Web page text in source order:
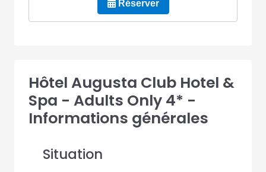
Réserver
Hôtel Augusta Club Hotel &
Spa - Adults Only 4* -
Informations générales
Situation